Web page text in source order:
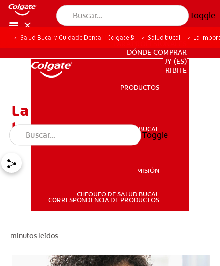
Toggle
SALUD BUCAL
PARA PROFESIONALES
DÓNDE COMPRAR
UY (ES)
SUSCRIBITE
PRODUCTOS
SALUD BUCAL
MISIÓN
CHEQUEO DE SALUD BUCAL
CORRESPONDENCIA DE PRODUCTOS
Toggle
Salud Bucal y Cuidado Dental | Colgate® Salud bucal La
La importancia de cuidar
los dientes natales
minutos leídos